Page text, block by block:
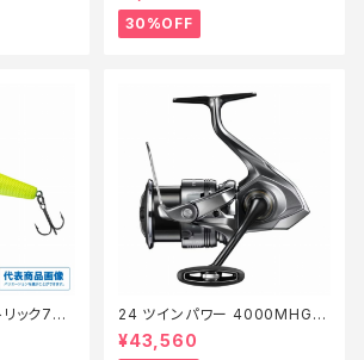
30%OFF
ック70Ｆ
クト】
24 ツインパワー 4000MHG
【継続セール_リール】【10】
¥43,560